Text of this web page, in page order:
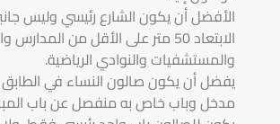
الأفضل أن يكون الشارع رئيسي وليس
الابتعاد 50 متر على الأقل من
والمستشفيات والنوادي الرياضية.
يفضل أن يكون صالون النساء في الطابق
مدخل وباب خاص به منفصل عن باب